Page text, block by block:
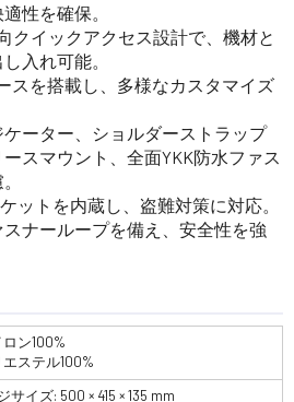
性を確保。
クイックアクセス設計で、機材と
入れ可能。
スを搭載し、多様なカスタマイズ
ーター、ショルダーストラップ
スマウント、全面YKK防水ファス
ットを内蔵し、盗難対策に対応。
ナーループを備え、安全性を強
ン100%
ステル100%
サイズ: 500 × 415 × 135 mm